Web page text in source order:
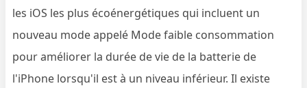
les iOS les plus écoénergétiques qui incluent un
nouveau mode appelé Mode faible consommation
pour améliorer la durée de vie de la batterie de
l'iPhone lorsqu'il est à un niveau inférieur. Il existe